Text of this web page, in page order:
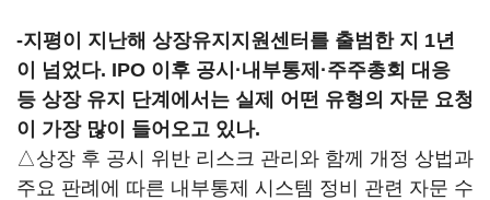
-지평이 지난해 상장유지지원센터를 출범한 지 1년
이 넘었다. IPO 이후 공시·내부통제·주주총회 대응
등 상장 유지 단계에서는 실제 어떤 유형의 자문 요청
이 가장 많이 들어오고 있나.
△상장 후 공시 위반 리스크 관리와 함께 개정 상법과
주요 판례에 따른 내부통제 시스템 정비 관련 자문 수